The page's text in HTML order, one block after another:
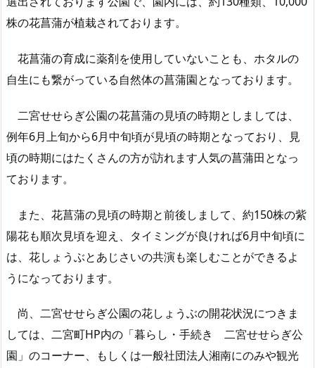
株の花菖蒲が植栽されております。
花菖蒲の育成に薬剤を使用していないことも、ホタルの
自生にも繋がっている自然体の菖蒲園となっております。
二宮せせらぎ公園の花菖蒲の見頃の時期としましては、
例年6月上旬から6月中旬頃が見頃の時期となっており、見
頃の時期にはたくさんの方が訪れます人気の菖蒲田となっ
ております。
また、花菖蒲の見頃の時期と前後しまして、約150株の紫
陽花も順次見頃を迎え、タイミングが良ければ6月中旬頃に
は、花しょうぶとあじさいの共演も楽しむことができるよ
うになっております。
尚、二宮せせらぎ公園の花しょうぶの開花状況につきま
しては、二宮町HP内の「暮らし・手続き 二宮せせらぎ公
園」のコーナー、もしくは一般社団法人湘南にのみや観光